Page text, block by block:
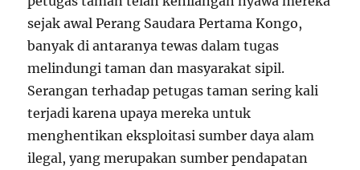
sejak awal Perang Saudara Pertama Kongo,
banyak di antaranya tewas dalam tugas
melindungi taman dan masyarakat sipil.
Serangan terhadap petugas taman sering kali
terjadi karena upaya mereka untuk
menghentikan eksploitasi sumber daya alam
ilegal, yang merupakan sumber pendapatan